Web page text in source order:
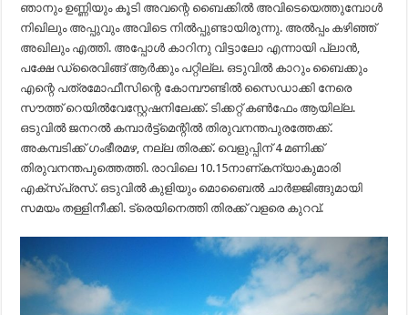
ഞാനും ഉണ്ണിയും കൂടി അവന്റെ ബൈക്കില്‍ അവിടെയെത്തുമ്പോള്‍
നിഖിലും അപ്പുവും അവിടെ നില്‍പ്പുണ്ടായിരുന്നു. അല്‍പ്പം കഴിഞ്ഞ്
അഖിലും എത്തി. അപ്പോള്‍ കാറിനു വിട്ടാലോ എന്നായി പ്ലാന്‍,
പക്ഷേ ഡ്രൈവിങ്ങ് ആര്‍ക്കും പറ്റില്ല. ഒടുവില്‍ കാറും ബൈക്കും
എന്റെ പത്രമോഫീസിന്റെ കോമ്പൗണ്ടില്‍ സൈഡാക്കി നേരെ
സൗത്ത് റെയില്‍വേസ്റ്റേഷനിലേക്ക്. ടിക്കറ്റ് കണ്‍ഫേം ആയില്ല.
ഒടുവില്‍ ജനറല്‍ കമ്പാര്‍ട്ട്‌മെന്റില്‍ തിരുവനന്തപുരത്തേക്ക്.
അകമ്പടിക്ക് ഗംഭീരമഴ, നല്ല തിരക്ക്. വെളുപ്പിന് 4 മണിക്ക്
തിരുവനന്തപുത്തെത്തി. രാവിലെ 10.15നാണ്കന്യാകുമാരി
എക്‌സ്പ്രസ്. ഒടുവില്‍ കുളിയും മൊബൈല്‍ ചാര്‍ജ്ജിങ്ങുമായി
സമയം തള്ളിനീക്കി. ട്രെയിനെത്തി തിരക്ക് വളരെ കുറവ്.